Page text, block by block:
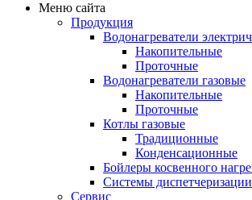
Меню сайта
Продукция
Водонагреватели
Накопительные
Проточные
Водонагреватели газовые
Накопительные
Проточные
Котлы газовые
Традиционные
Конденсационные
Бойлеры косвенного
Системы диспетчеризации
Сервис